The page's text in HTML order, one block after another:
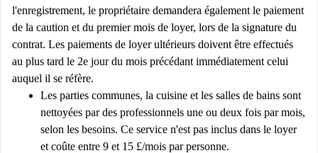
l'enregistrement, le propriétaire demandera également le paiement
de la caution et du premier mois de loyer, lors de la signature du
contrat. Les paiements de loyer ultérieurs doivent être effectués
au plus tard le 2e jour du mois précédant immédiatement celui
auquel il se réfère.
Les parties communes, la cuisine et les salles de bains sont
nettoyées par des professionnels une ou deux fois par mois,
selon les besoins. Ce service n'est pas inclus dans le loyer
et coûte entre 9 et 15 £/mois par personne.